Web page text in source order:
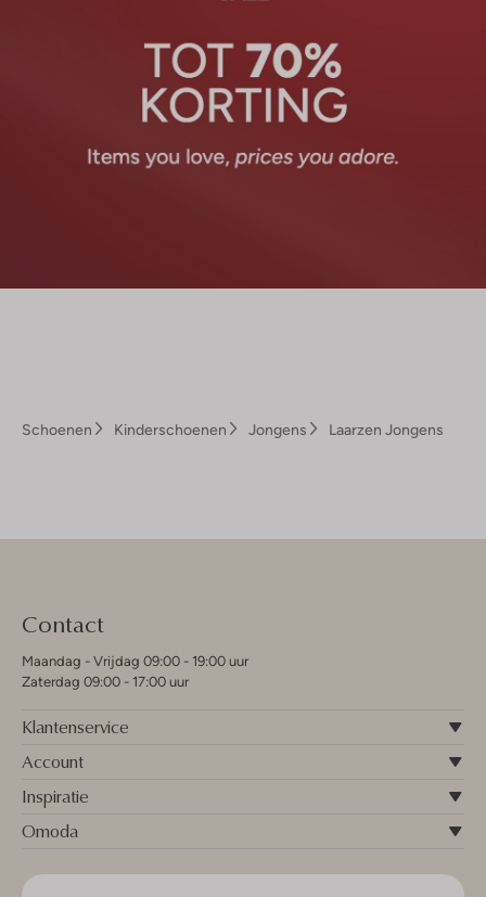
Shop hier
Schoenen Kinderschoenen Jongens Laarzen Jongens
Contact
Maandag - Vrijdag 09:00 - 19:00 uur
Zaterdag 09:00 - 17:00 uur
Klantenservice
Account
Inspiratie
Omoda